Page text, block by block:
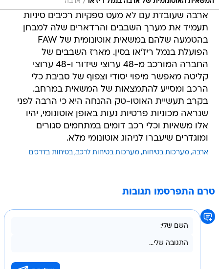
המשאית האוטונומית של ארבה בנמל ריז'או / ארבה
ארבה שעובדת עם לא מעט ספקיות רכיבים סיניות
תעמיד את מערך השבבים והרדארים שלה למבחן
בהטמעה שלהם במשאית אוטונומית של FAW
הפועלת בנמל ריז'או בסין. מארז השבבים של
החברה המורכב מ-48 ערוצי שידור ו-48 ערוצי
קליטה מאפשר מיפוי יסודי וצפוף של סביבת כלי
הרכב ומסייע להתמצאות של המשאית במרחב.
בקרב תעשיית האוטו-טק ההנחה היא כי הרבה לפני
שנראה מכוניות פרטיות נעות באופן אוטונומי, יהיו
אלו משאיות וכלי רכב דומים במתחמים סגורים
ומוגדרים שיעברו לניהוג אוטונומי מלא.
ארבה מערכות בטיחות מערכות בטיחות לרכב בטיחות בדרכים
טרם התפרסמו תגובות